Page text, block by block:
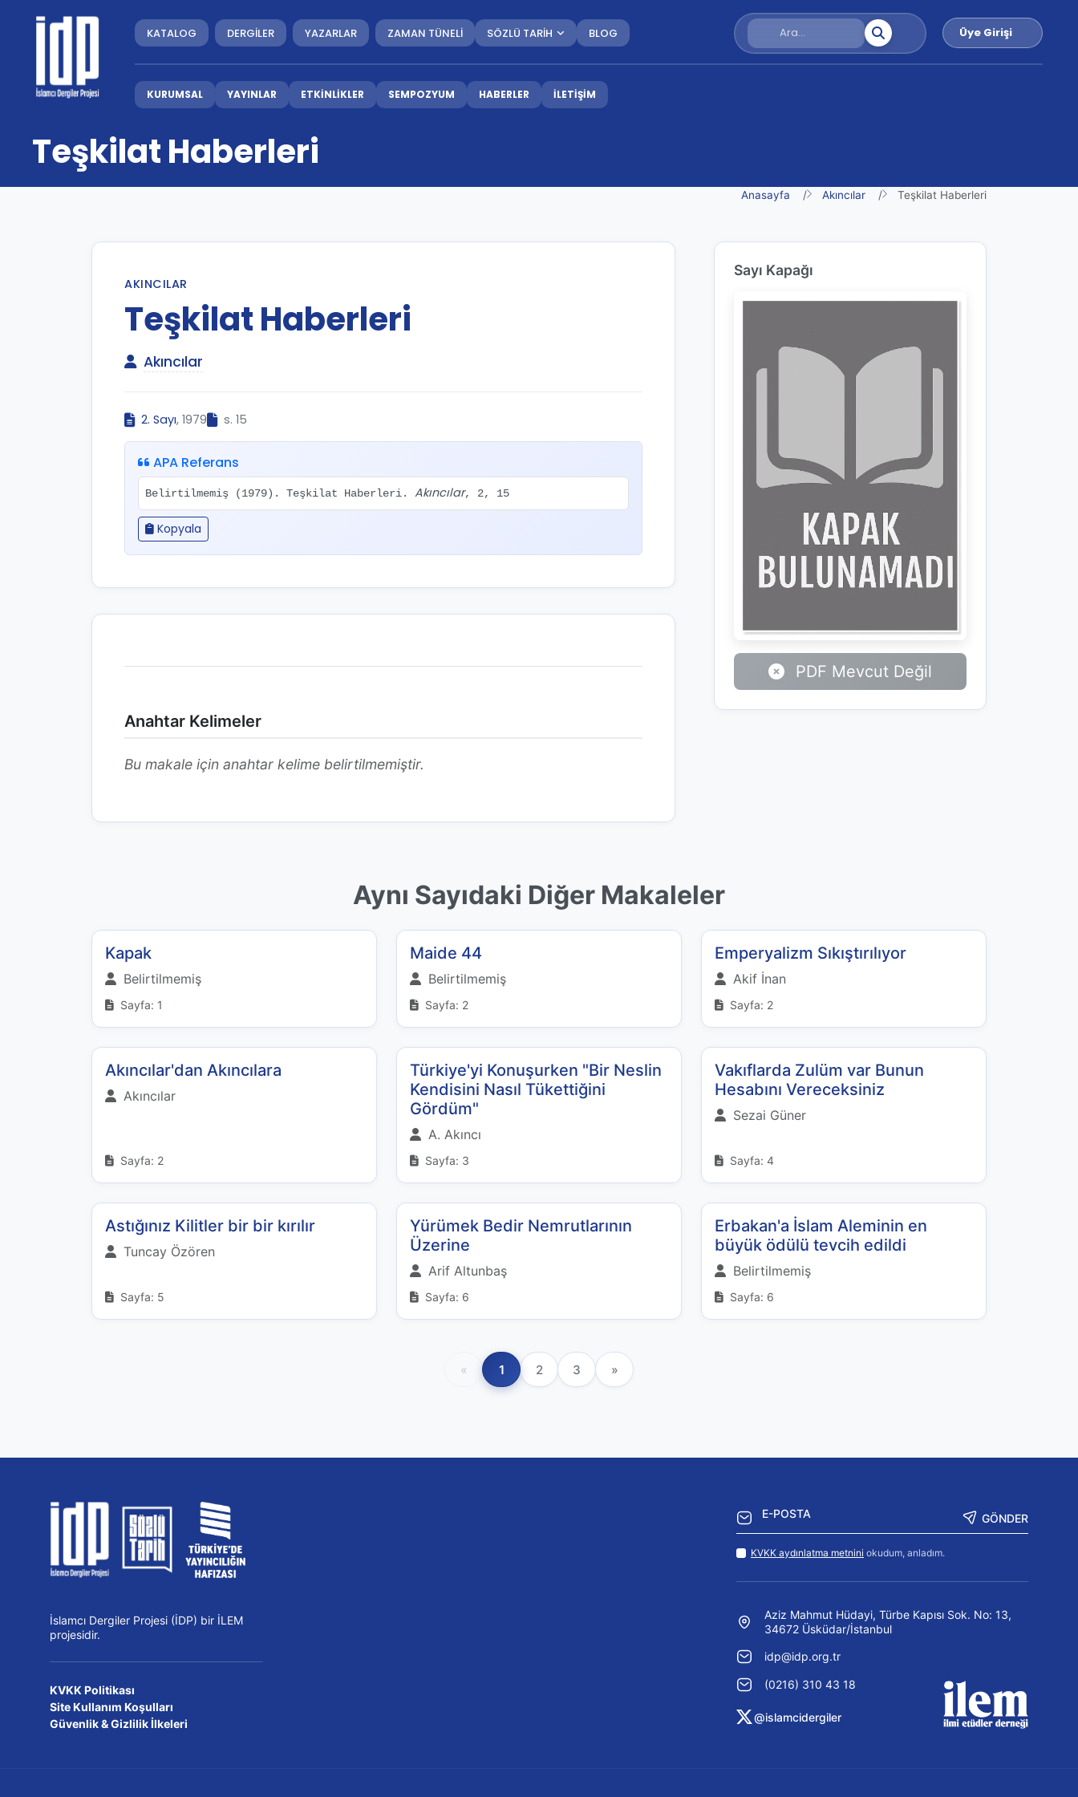
KATALOG DERGİLER YAZARLAR ZAMAN TÜNELİ SÖZLÜ TARİH BLOG Üye Girişi
KURUMSAL YAYINLAR ETKİNLİKLER SEMPOZYUM HABERLER İLETİŞİM
Teşkilat Haberleri
Anasayfa Akıncılar Teşkilat Haberleri
AKINCILAR
Teşkilat Haberleri
Akıncılar
2. Sayı, 1979 s. 15
APA Referans
Belirtilmemiş (1979). Teşkilat Haberleri. Akıncılar, 2, 15
Kopyala
Anahtar Kelimeler
Bu makale için anahtar kelime belirtilmemiştir.
Sayı Kapağı
PDF Mevcut Değil
Aynı Sayıdaki Diğer Makaleler
Kapak
Belirtilmemiş
Sayfa: 1
Maide 44
Belirtilmemiş
Sayfa: 2
Emperyalizm Sıkıştırılıyor
Akif İnan
Sayfa: 2
Akıncılar'dan Akıncılara
Akıncılar
Sayfa: 2
Türkiye'yi Konuşurken "Bir Neslin
Kendisini Nasıl Tükettiğini
Gördüm"
A. Akıncı
Sayfa: 3
Vakıflarda Zulüm var Bunun
Hesabını Vereceksiniz
Sezai Güner
Sayfa: 4
Astığınız Kilitler bir bir kırılır
Tuncay Özören
Sayfa: 5
Yürümek Bedir Nemrutlarının
Üzerine
Arif Altunbaş
Sayfa: 6
Erbakan'a İslam Aleminin en
büyük ödülü tevcih edildi
Belirtilmemiş
Sayfa: 6
« 1 2 3 »
İslamcı Dergiler Projesi (İDP) bir İLEM
projesidir.
KVKK Politikası
Site Kullanım Koşulları
Güvenlik & Gizlilik İlkeleri
GÖNDER
KVKK aydınlatma metnini okudum, anladım.
Aziz Mahmut Hüdayi, Türbe Kapısı Sok. No: 13,
34672 Üsküdar/İstanbul
idp@idp.org.tr
(0216) 310 43 18
@islamcidergiler